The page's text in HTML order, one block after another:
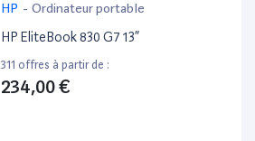
HP - Ordinateur portable
HP EliteBook 830 G7 13”
311 offres à partir de :
234,00 €